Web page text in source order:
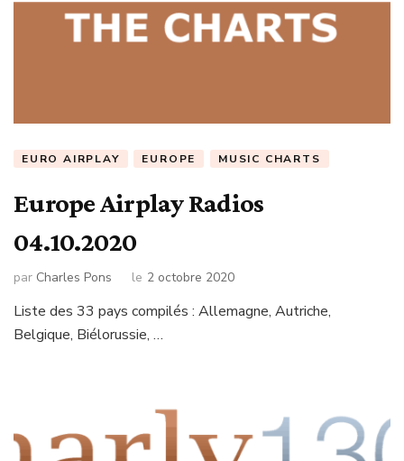
EURO AIRPLAY EUROPE MUSIC CHARTS
Europe Airplay Radios
04.10.2020
par Charles Pons le 2 octobre 2020
Liste des 33 pays compilés : Allemagne, Autriche,
Belgique, Biélorussie, …